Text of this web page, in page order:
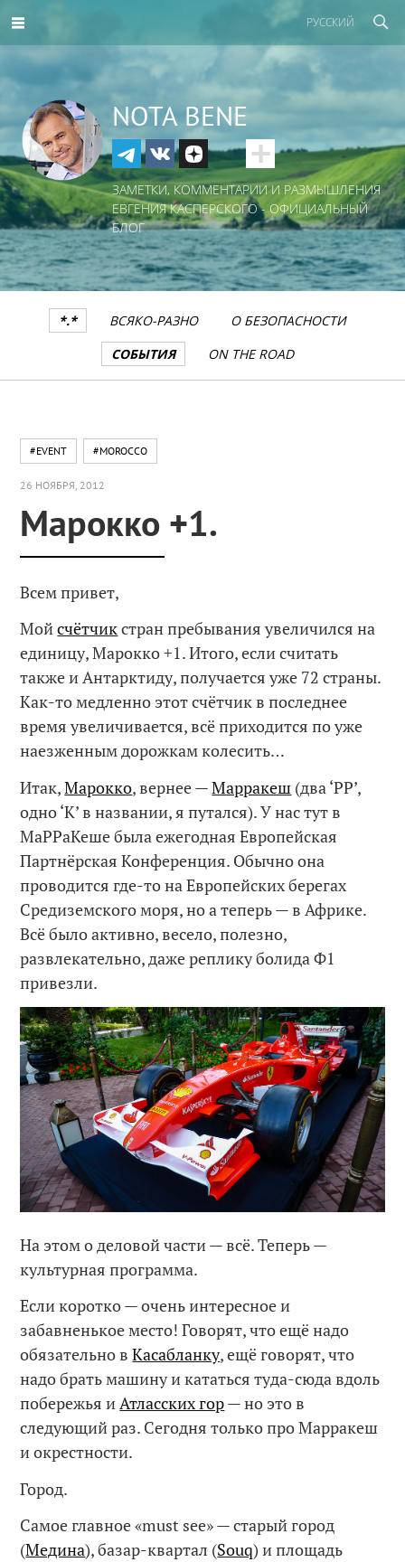
РУССКИЙ
NOTA BENE
ЗАМЕТКИ, КОММЕНТАРИИ И РАЗМЫШЛЕНИЯ
ЕВГЕНИЯ КАСПЕРСКОГО - ОФИЦИАЛЬНЫЙ
БЛОГ
*.* ВСЯКО-РАЗНО
О БЕЗОПАСНОСТИ
СОБЫТИЯ
ON THE ROAD
#EVENT #MOROCCO
26 НОЯБРЯ, 2012
Марокко +1.
Всем привет,
Мойсчётчикстран пребывания увеличился на
единицу, Марокко +1. Итого, если считать
также и Антарктиду, получается уже 72 страны.
Как-то медленно этот счётчик в последнее
время увеличивается, всё приходится по уже
наезженным дорожкам колесить…
Итак,Марокко, вернее —Марракеш (два ‘РР’,
одно ‘К’ в названии, я путался). У нас тут в
МаРРаКеше была ежегодная Европейская
Партнёрская Конференция. Обычно она
проводится где-то на Европейских берегах
Средиземского моря, но а теперь — в Африке.
Всё было активно, весело, полезно,
развлекательно, даже реплику болида Ф1
привезли.
На этом о деловой части — всё. Теперь —
культурная программа.
Если коротко — очень интересное и
забавненькое место! Говорят, что ещё надо
обязательно вКасабланку, ещё говорят, что
надо брать машину и кататься туда-сюда вдоль
побережья иАтласских гор— но это в
следующий раз. Сегодня только про Марракеш
и окрестности.
Город.
Самое главное «must see» — старый город
(Медина), базар-квартал (Souq) и площадь